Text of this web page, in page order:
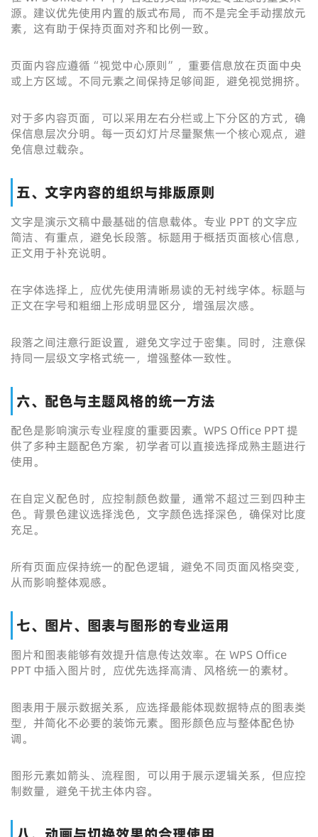
源。建议优先使用内置的版式布局，而不是完全手动摆放元
素，这有助于保持页面对齐和比例一致。
页面内容应遵循“视觉中心原则”，重要信息放在页面中央
或上方区域。不同元素之间保持足够间距，避免视觉拥挤。
对于多内容页面，可以采用左右分栏或上下分区的方式，确
保信息层次分明。每一页幻灯片尽量聚焦一个核心观点，避
免信息过载杂。
五、文字内容的组织与排版原则
文字是演示文稿中最基础的信息载体。专业 PPT 的文字应
简洁、有重点，避免长段落。标题用于概括页面核心信息，
正文用于补充说明。
在字体选择上，应优先使用清晰易读的无衬线字体。标题与
正文在字号和粗细上形成明显区分，增强层次感。
段落之间注意行距设置，避免文字过于密集。同时，注意保
持同一层级文字格式统一，增强整体一致性。
六、配色与主题风格的统一方法
配色是影响演示专业程度的重要因素。WPS Office PPT 提
供了多种主题配色方案，初学者可以直接选择成熟主题进行
使用。
在自定义配色时，应控制颜色数量，通常不超过三到四种主
色。背景色建议选择浅色，文字颜色选择深色，确保对比度
充足。
所有页面应保持统一的配色逻辑，避免不同页面风格突变，
从而影响整体观感。
七、图片、图表与图形的专业运用
图片和图表能够有效提升信息传达效率。在 WPS Office
PPT 中插入图片时，应优先选择高清、风格统一的素材。
图表用于展示数据关系，应选择最能体现数据特点的图表类
型，并简化不必要的装饰元素。图形颜色应与整体配色协
调。
图形元素如箭头、流程图，可以用于展示逻辑关系，但应控
制数量，避免干扰主体内容。